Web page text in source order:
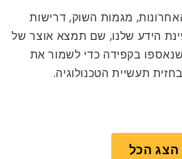
מגמות השוק, דרישות
הידע שלנו, שם תמצא אוצר של
בקפידה כדי לשמור את
תעשיית הטכנולוגיה.
הצג הכל